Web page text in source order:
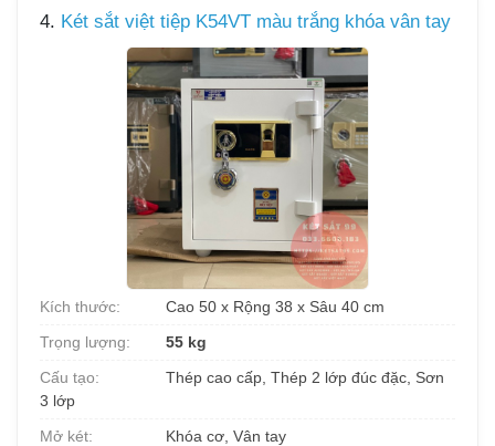
4. Két sắt việt tiệp K54VT màu trắng khóa vân tay
Kích thước:
Cao 50 x Rộng 38 x Sâu 40 cm
Trọng lượng:
55 kg
Cấu tạo:
Thép cao cấp, Thép 2 lớp đúc đặc, Sơn
3 lớp
Mở két:
Khóa cơ, Vân tay